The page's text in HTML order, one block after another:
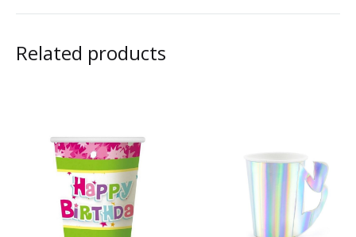
Related products